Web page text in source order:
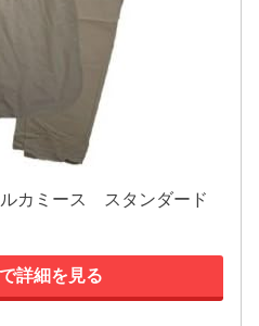
カミース スタンダード
詳細を見る